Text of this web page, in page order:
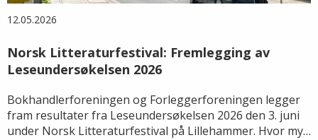
12.05.2026
Norsk Litteraturfestival: Fremlegging av
Leseundersøkelsen 2026
Bokhandlerforeningen og Forleggerforeningen legger
fram resultater fra Leseundersøkelsen 2026 den 3. juni
under Norsk Litteraturfestival på Lillehammer. Hvor mye